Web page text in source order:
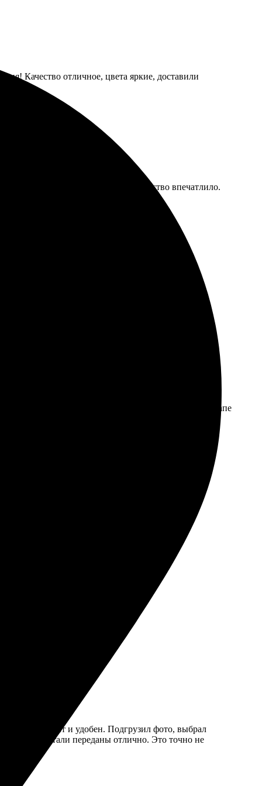
Качество отличное, цвета яркие, доставили
через несколько дней, качество впечатлило.
простой и интуитивный. Доставка в срок, все
прост и интуитивно понятен. Поддержка на этапе
попробовать.
прост и удобен. Подгрузил фото, выбрал
яркие, детали переданы отлично. Это точно не